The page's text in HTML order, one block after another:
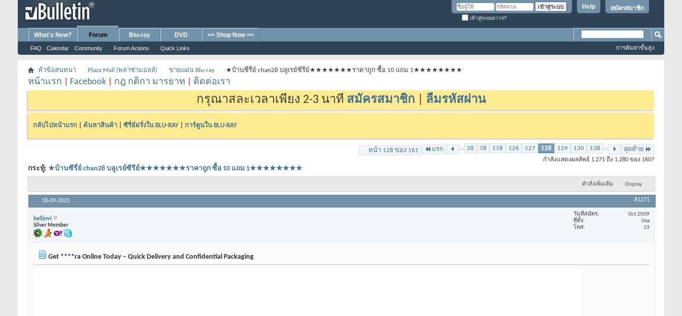
สมัครสมาชิก
Help
เข้าสู่ระบบถาวร?
What's New? Forum
FAQ Calendar Community Forum Actions Quick Links
Blu-ray DVD >> Shop Now <<
การค้นหาขั้นสูง
หัวข้อสนทนา Plaza Mall (พลาซ่ามอลล์) ขายแผ่น Blu-ray ★บ้านซีรี่ย์ chan28 บลูเรย์ซีรีย์★★★★★★★ราคาถูก ซื้อ 10 แถม 1★★★★★★★★
หน้าแรก Facebook กฎ กติกา มารยาท ติดต่อเรา
กรุณาสละเวลาเพียง 2-3 นาที สมัครสมาชิก ลืมรหัสผ่าน
กลับไปหน้าแรก ค้นหาสินค้า ซีรี่ย์ฝรั่งใน BLU-RAY การ์ตูนใน BLU-RAY
หน้า 128 ของ 161 แรก ... 28 78 118 126 127 128 129 130 138 ... สุดท้าย
กำลังแสดงผลลัพธ์ 1,271 ถึง 1,280 ของ 1607
กระทู้: ★บ้านซีรี่ย์ chan28 บลูเรย์ซีรีย์★★★★★★★ราคาถูก ซื้อ 10 แถม 1★★★★★★★★
คำสั่งเพิ่มเติม Display
18-09-2025 #1271
balljovi
Silver Member
วันที่สมัคร
Oct 2009
ที่ตั้ง
Usa
โพส
13
Get ****ra Online Today – Quick Delivery and Confidential Packaging